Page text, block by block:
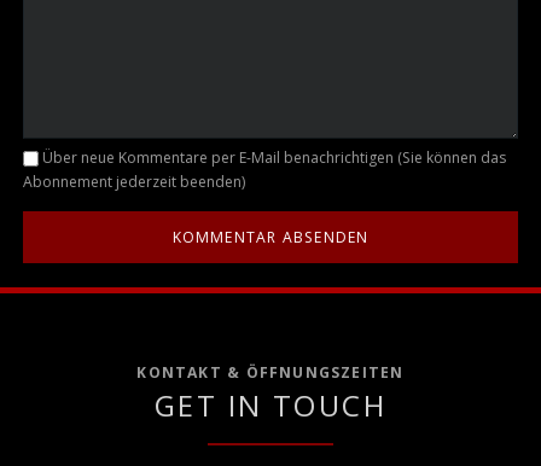
Kommentar
Über neue Kommentare per E-Mail benachrichtigen (Sie können das
Abonnement jederzeit beenden)
KONTAKT & ÖFFNUNGSZEITEN
GET IN TOUCH